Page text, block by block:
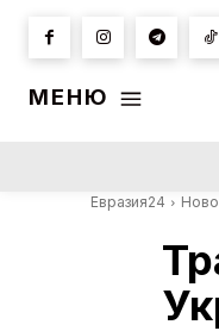
МЕНЮ
Евразия24